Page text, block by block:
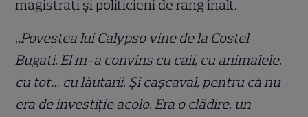
magistrați și politicieni de rang înalt.
„Povestea lui Calypso vine de la Costel
Bugati. El m-a convins cu caii, cu animalele,
cu tot… cu lăutarii. Și cașcaval, pentru că nu
era de investiție acolo. Era o clădire, un